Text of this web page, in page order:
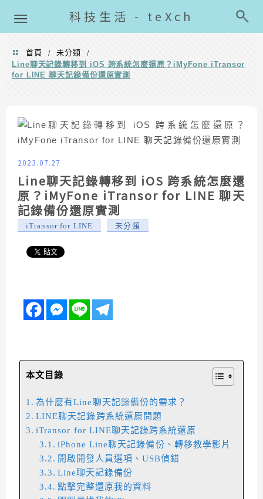
科技生活 - teXch
首頁 / 未分類
/
Line聊天記錄轉移到 iOS 跨系統怎麼還原？iMyFone iTransor
for LINE 聊天記錄備份還原實測
2023.07.27
Line聊天記錄轉移到 iOS 跨系統怎麼還
原？iMyFone iTransor for LINE 聊天
記錄備份還原實測
iTransor for LINE 未分類
本文目錄
為什麼有Line聊天記錄備份的需求？
LINE聊天記錄跨系統還原問題
iTransor for LINE聊天記錄跨系統還原
iPhone Line聊天記錄備份、轉移教學影片
開啟開發人員選項、USB偵錯
Line聊天記錄備份
點擊完整還原我的資料